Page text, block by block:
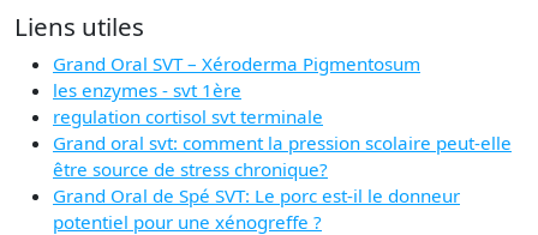
Liens utiles
Grand Oral SVT – Xéroderma Pigmentosum
les enzymes - svt 1ère
regulation cortisol svt terminale
Grand oral svt: comment la pression scolaire peut-elle
être source de stress chronique?
Grand Oral de Spé SVT: Le porc est-il le donneur
potentiel pour une xénogreffe ?